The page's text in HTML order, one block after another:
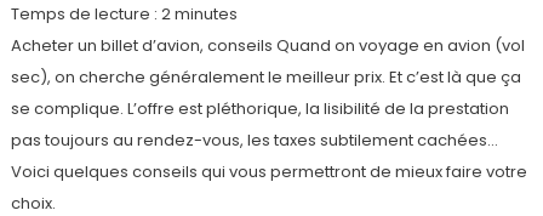
Temps de lecture : 2minutes
Acheter un billet d’avion, conseils Quand on voyage en avion (vol
sec), on cherche généralement le meilleur prix. Et c’est là que ça
se complique. L’offre est pléthorique, la lisibilité de la prestation
pas toujours au rendez-vous, les taxes subtilement cachées…
Voici quelques conseils qui vous permettront de mieux faire votre
choix.